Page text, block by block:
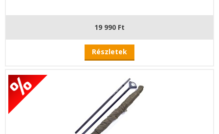
19 990 Ft
Részletek